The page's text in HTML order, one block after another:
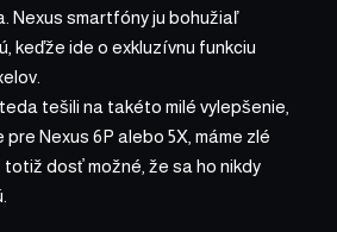
Nexus smartfóny ju bohužiaľ
keďže ide o exkluzívnu funkciu
tešili na takéto milé vylepšenie,
pre Nexus 6P alebo 5X, máme zlé
totiž dosť možné, že sa ho nikdy